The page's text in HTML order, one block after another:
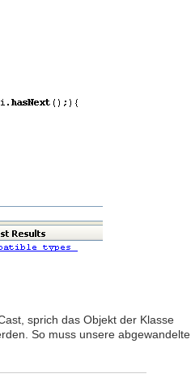
sprich das Objekt der Klasse
So muss unsere abgewandelte